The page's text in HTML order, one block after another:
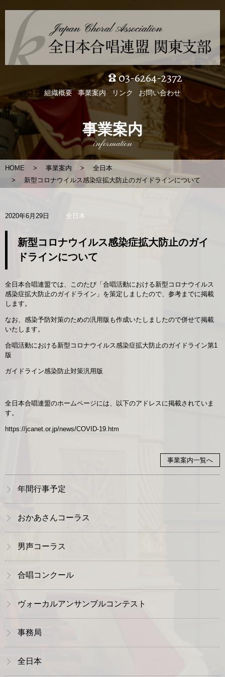
03-6264-2372
組織概要 事業案内 リンク お問い合わせ
事業案内
information
HOME 事業案内
全日本
新型コロナウイルス感染症拡大防止のガイドラインについて
2020年6月29日 全日本
新型コロナウイルス感染症拡大防止のガイ
ドラインについて
全日本合唱連盟では、このたび「合唱活動における新型コロナウイルス
感染症拡大防止のガイドライン」を策定しましたので、参考までに掲載
します。
なお、感染予防対策のための汎用版も作成いたしましたので併せて掲載
いたします。
合唱活動における新型コロナウイルス感染症拡大防止のガイドライン第1
版
ガイドライン感染防止対策汎用版
全日本合唱連盟のホームページには、以下のアドレスに掲載されていま
す。
https://jcanet.or.jp/news/COVID-19.htm
事業案内一覧へ
年間行事予定
おかあさんコーラス
男声コーラス
合唱コンクール
ヴォーカルアンサンブルコンテスト
事務局
全日本